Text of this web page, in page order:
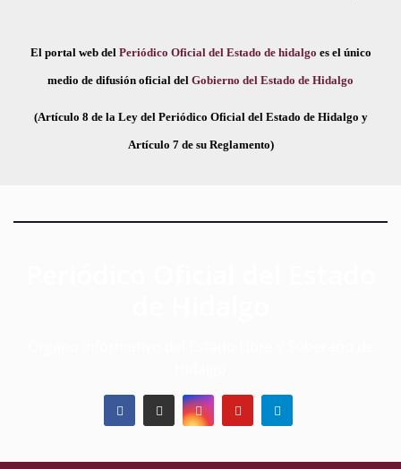
El portal web del Periódico Oficial del Estado de hidalgo es el único
medio de difusión oficial del Gobierno del Estado de Hidalgo
(Artículo 8 de la Ley del Periódico Oficial del Estado de Hidalgo y
Artículo 7 de su Reglamento)